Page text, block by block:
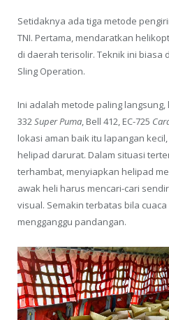
Setidaknya ada tiga metode
TNI. Pertama, mendaratkan
di daerah terisolir. Teknik ini biasa
Sling Operation.
Ini adalah metode paling langsung,
332Super Puma, Bell 412, EC-725
lokasi aman baik itu lapangan
helipad darurat. Dalam situasi
terhambat, menyiapkan helipad
awak heli harus mencari-cari
visual. Semakin terbatas bila
mengganggu pandangan.